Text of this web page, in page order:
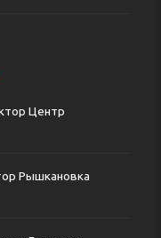
Центр
Рышкановка